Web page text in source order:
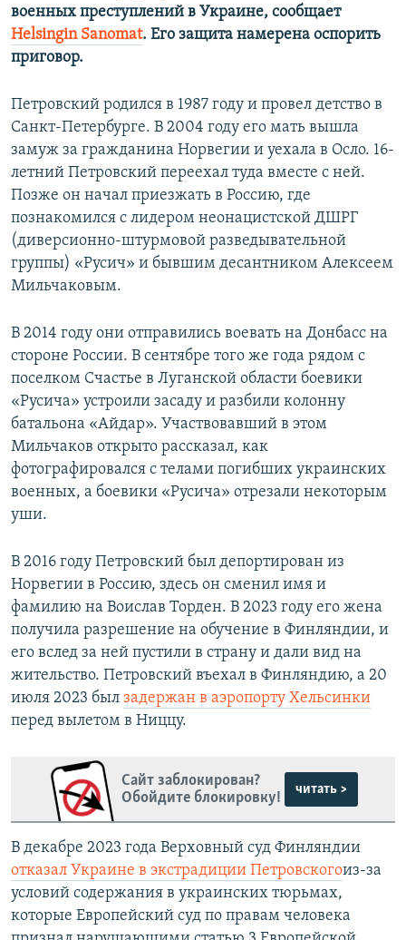
военных преступлений в Украине, сообщает
Helsingin Sanomat. Его защита намерена оспорить
приговор.
Петровский родился в 1987 году и провел детство в
Санкт-Петербурге. В 2004 году его мать вышла
замуж за гражданина Норвегии и уехала в Осло. 16-
летний Петровский переехал туда вместе с ней.
Позже он начал приезжать в Россию, где
познакомился с лидером неонацистской ДШРГ
(диверсионно-штурмовой разведывательной
группы) «Русич» и бывшим десантником Алексеем
Мильчаковым.
В 2014 году они отправились воевать на Донбасс на
стороне России. В сентябре того же года рядом с
поселком Счастье в Луганской области боевики
«Русича» устроили засаду и разбили колонну
батальона «Айдар». Участвовавший в этом
Мильчаков открыто рассказал, как
фотографировался с телами погибших украинских
военных, а боевики «Русича» отрезали некоторым
уши.
В 2016 году Петровский был депортирован из
Норвегии в Россию, здесь он сменил имя и
фамилию на Воислав Торден. В 2023 году его жена
получила разрешение на обучение в Финляндии, и
его вслед за ней пустили в страну и дали вид на
жительство. Петровский въехал в Финляндию, а 20
июля 2023 был задержан в аэропорту Хельсинки
перед вылетом в Ниццу.
Сайт заблокирован?
Обойдите блокировку!
читать >
В декабре 2023 года Верховный суд Финляндии
отказал Украине в экстрадиции Петровскогоиз-за
условий содержания в украинских тюрьмах,
которые Европейский суд по правам человека